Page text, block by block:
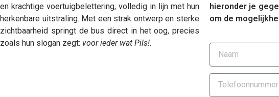
en krachtige voertuigbelettering, volledig in lijn met hun
herkenbare uitstraling. Met een strak ontwerp en sterke
zichtbaarheid springt de bus direct in het oog, precies
zoals hun slogan zegt: voor ieder wat Pils!.
hieronder je
om de